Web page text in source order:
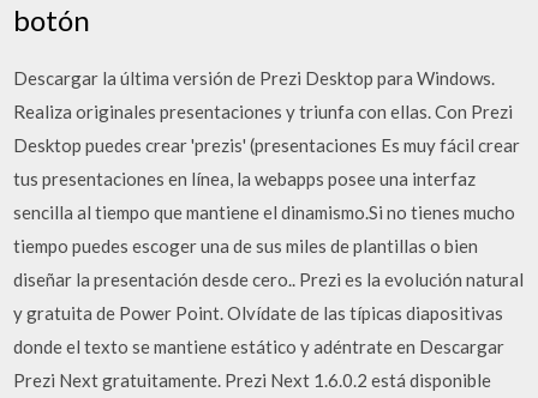
botón
Descargar la última versión de Prezi Desktop para Windows.
Realiza originales presentaciones y triunfa con ellas. Con Prezi
Desktop puedes crear 'prezis' (presentaciones Es muy fácil crear
tus presentaciones en línea, la webapps posee una interfaz
sencilla al tiempo que mantiene el dinamismo.Si no tienes mucho
tiempo puedes escoger una de sus miles de plantillas o bien
diseñar la presentación desde cero.. Prezi es la evolución natural
y gratuita de Power Point. Olvídate de las típicas diapositivas
donde el texto se mantiene estático y adéntrate en Descargar
Prezi Next gratuitamente. Prezi Next 1.6.0.2 está disponible